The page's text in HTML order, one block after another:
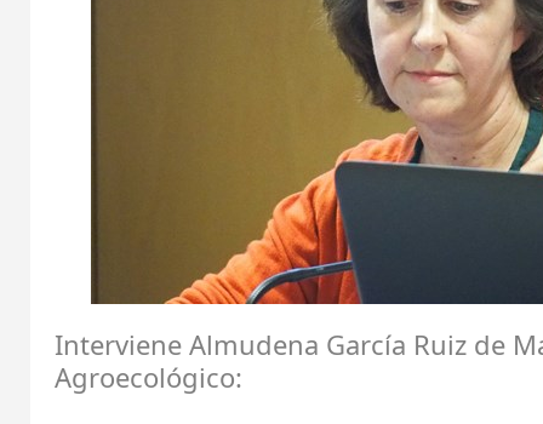
Interviene Almudena García Ruiz de
Agroecológico: